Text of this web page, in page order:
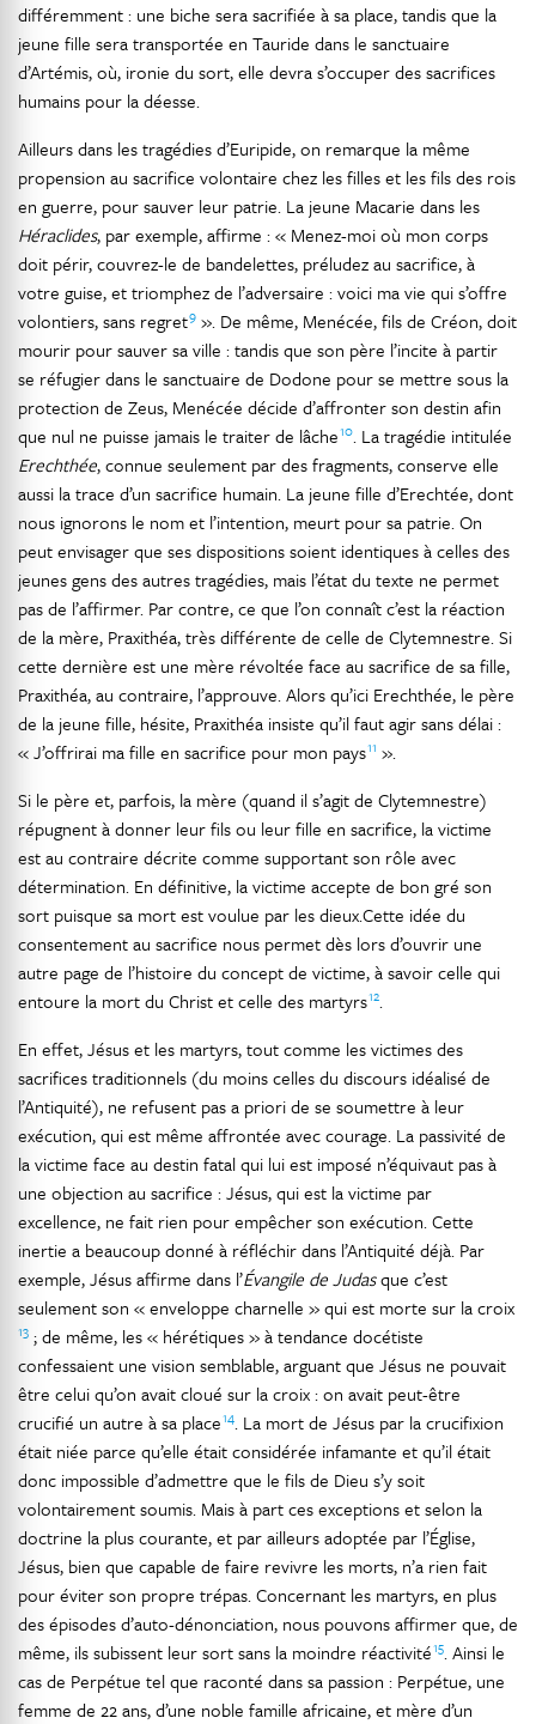
différemment : une biche sera sacrifiée à sa place, tandis que la
jeune fille sera transportée en Tauride dans le sanctuaire
d’Artémis, où, ironie du sort, elle devra s’occuper des sacrifices
humains pour la déesse.
Ailleurs dans les tragédies d’Euripide, on remarque la même
propension au sacrifice volontaire chez les filles et les fils des rois
en guerre, pour sauver leur patrie. La jeune Macarie dans les
Héraclides, par exemple, affirme : « Menez-moi où mon corps
doit périr, couvrez-le de bandelettes, préludez au sacrifice, à
votre guise, et triomphez de l’adversaire : voici ma vie qui s’offre
volontiers, sans regret9 ». De même, Menécée, fils de Créon, doit
mourir pour sauver sa ville : tandis que son père l’incite à partir
se réfugier dans le sanctuaire de Dodone pour se mettre sous la
protection de Zeus, Menécée décide d’affronter son destin afin
que nul ne puisse jamais le traiter de lâche10. La tragédie intitulée
Erechthée, connue seulement par des fragments, conserve elle
aussi la trace d’un sacrifice humain. La jeune fille d’Erechtée, dont
nous ignorons le nom et l’intention, meurt pour sa patrie. On
peut envisager que ses dispositions soient identiques à celles des
jeunes gens des autres tragédies, mais l’état du texte ne permet
pas de l’affirmer. Par contre, ce que l’on connaît c’est la réaction
de la mère, Praxithéa, très différente de celle de Clytemnestre. Si
cette dernière est une mère révoltée face au sacrifice de sa fille,
Praxithéa, au contraire, l’approuve. Alors qu’ici Erechthée, le père
de la jeune fille, hésite, Praxithéa insiste qu’il faut agir sans délai :
« J’offrirai ma fille en sacrifice pour mon pays11 ».
Si le père et, parfois, la mère (quand il s’agit de Clytemnestre)
répugnent à donner leur fils ou leur fille en sacrifice, la victime
est au contraire décrite comme supportant son rôle avec
détermination. En définitive, la victime accepte de bon gré son
sort puisque sa mort est voulue par les dieux.Cette idée du
consentement au sacrifice nous permet dès lors d’ouvrir une
autre page de l’histoire du concept de victime, à savoir celle qui
entoure la mort du Christ et celle des martyrs12.
En effet, Jésus et les martyrs, tout comme les victimes des
sacrifices traditionnels (du moins celles du discours idéalisé de
l’Antiquité), ne refusent pas a priori de se soumettre à leur
exécution, qui est même affrontée avec courage. La passivité de
la victime face au destin fatal qui lui est imposé n’équivaut pas à
une objection au sacrifice : Jésus, qui est la victime par
excellence, ne fait rien pour empêcher son exécution. Cette
inertie a beaucoup donné à réfléchir dans l’Antiquité déjà. Par
exemple, Jésus affirme dans l’Évangile de Judasque c’est
seulement son « enveloppe charnelle » qui est morte sur la croix
13 ; de même, les « hérétiques » à tendance docétiste
confessaient une vision semblable, arguant que Jésus ne pouvait
être celui qu’on avait cloué sur la croix : on avait peut-être
crucifié un autre à sa place14. La mort de Jésus par la crucifixion
était niée parce qu’elle était considérée infamante et qu’il était
donc impossible d’admettre que le fils de Dieu s’y soit
volontairement soumis. Mais à part ces exceptions et selon la
doctrine la plus courante, et par ailleurs adoptée par l’Église,
Jésus, bien que capable de faire revivre les morts, n’a rien fait
pour éviter son propre trépas. Concernant les martyrs, en plus
des épisodes d’auto-dénonciation, nous pouvons affirmer que, de
même, ils subissent leur sort sans la moindre réactivité15. Ainsi le
cas de Perpétue tel que raconté dans sa passion : Perpétue, une
femme de 22 ans, d’une noble famille africaine, et mère d’un